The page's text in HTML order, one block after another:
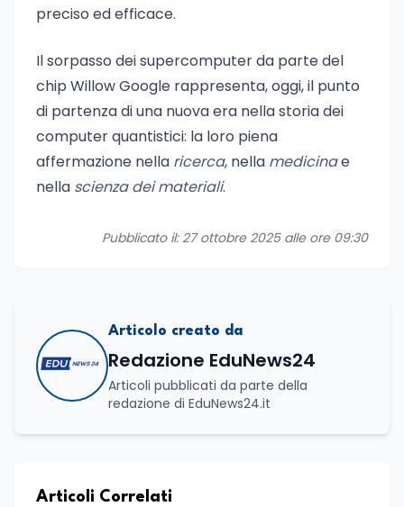
preciso ed efficace.
Il sorpasso dei supercomputer da parte del
chip Willow Google rappresenta, oggi, il punto
di partenza di una nuova era nella storia dei
computer quantistici: la loro piena
affermazione nella ricerca, nella medicinae
nella scienza dei materiali.
Pubblicato il: 27 ottobre 2025 alle ore 09:30
Articolo creato da
Redazione EduNews24
Articoli pubblicati da parte della
redazione di EduNews24.it
Articoli Correlati